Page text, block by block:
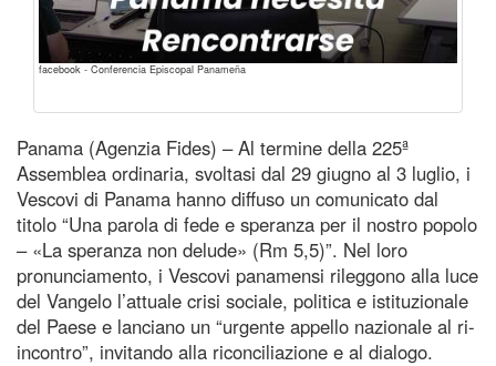
facebook - Conferencia Episcopal Panameña
Panama (Agenzia Fides) – Al termine della 225ª
Assemblea ordinaria, svoltasi dal 29 giugno al 3 luglio, i
Vescovi di Panama hanno diffuso un comunicato dal
titolo “Una parola di fede e speranza per il nostro popolo
– «La speranza non delude» (Rm 5,5)”. Nel loro
pronunciamento, i Vescovi panamensi rileggono alla luce
del Vangelo l’attuale crisi sociale, politica e istituzionale
del Paese e lanciano un “urgente appello nazionale al ri-
incontro”, invitando alla riconciliazione e al dialogo.